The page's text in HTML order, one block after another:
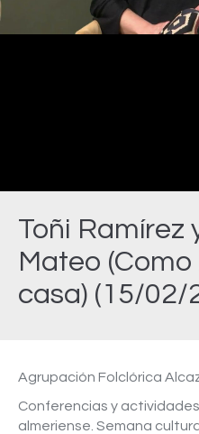
Toñi Ramírez
Mateo
casa) (15/02/
Agrupación Folclórica
Conferencias y
almeriense. Semana